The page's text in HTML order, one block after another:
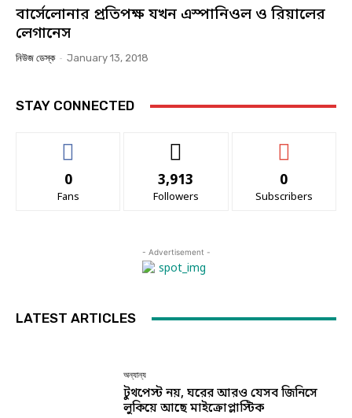
বার্সেলোনার প্রতিপক্ষ যখন এস্পানিওল ও রিয়ালের
লেগানেস
নিউজ ডেস্ক - January 13, 2018
STAY CONNECTED
0
Fans
3,913
Followers
0
Subscribers
- Advertisement -
LATEST ARTICLES
অন্যান্য
টুথপেস্ট নয়, ঘরের আরও যেসব জিনিসে
লুকিয়ে আছে মাইক্রোপ্লাস্টিক